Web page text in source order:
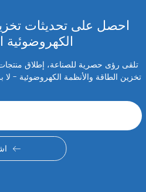
احصل على تحديثات
الكهروضوئية
تلقى رؤى حصرية للصناعة، إطلاق منتجات
تخزين الطاقة والأنظمة الكهروضوئية -